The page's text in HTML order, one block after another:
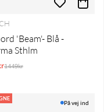
'Beam'- Blå -
Sthlm
Normalpris:
1449kr
På vej ind